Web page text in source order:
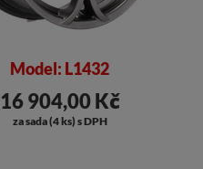
Model: L1432
16 904,00 Kč
za sada (4 ks) s DPH